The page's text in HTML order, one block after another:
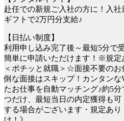
赴任での新規ご入社の方に！入
ギフトで2万円分支給♪
【日払い制度】
利用申し込み完了後～最短5分で
簡単に申請いただけます！※規定
＜ポチッと就職＞☆面接不要の
倒な面接はスキップ！カンタンな
たお仕事を自動マッチング♪約5
つだけ、最短当日の内定獲得も
する場合がございます・規定あ